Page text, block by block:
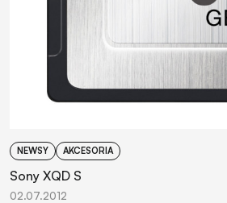
NEWSY AKCESORIA
Sony XQD S
02.07.2012